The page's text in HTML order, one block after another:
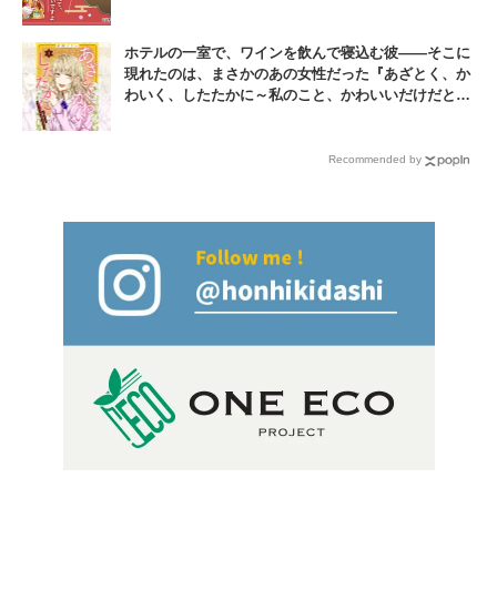
ホテルの一室で、ワインを飲んで寝込む彼――そこに
現れたのは、まさかのあの女性だった『あざとく、か
わいく、したたかに～私のこと、かわいいだけだと思
Recommended by